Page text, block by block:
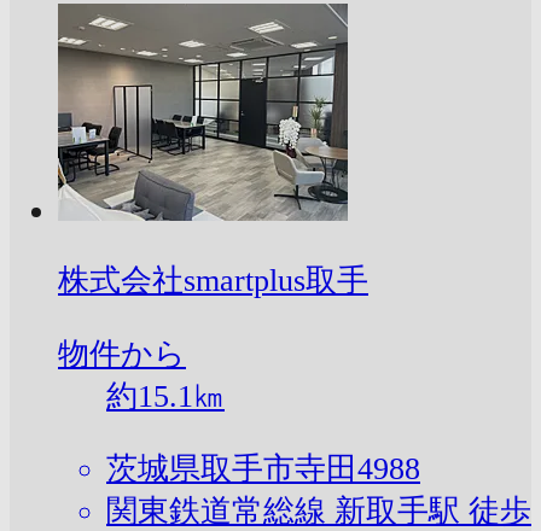
株式会社smartplus取手
物件から
約15.1㎞
茨城県取手市寺田4988
関東鉄道常総線 新取手駅 徒歩